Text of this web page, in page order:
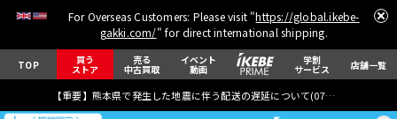
For Overseas Customers: Please visit "https://global.ikebe-
gakki.com/" for direct international shipping.
TOP 買う
ストア
売る
中古買取
イベント
動画
学割
サービス 店舗一覧
【重要】熊本県で発生した地震に伴う配送の遅延について(07月29日